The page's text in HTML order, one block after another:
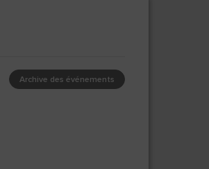
Archive des événements